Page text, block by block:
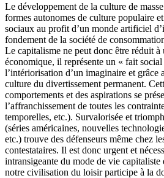
Le développement de la culture de
formes autonomes de culture populaire
sociaux au profit d’un monde artificiel
fondement de la société de
Le capitalisme ne peut donc être réduit à
économique, il représente un « fait
l’intériorisation d’un imaginaire et grâce
culture du divertissement permanent.
comportements et des aspirations se
l’affranchissement de toutes les
temporelles, etc.). Survalorisée et
(séries américaines, nouvelles
etc.) trouve des défenseurs même chez
contestataires. Il est donc urgent et
intransigeante du mode de vie
notre civilisation du loisir participe à la